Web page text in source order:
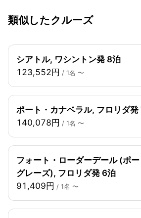
類似したクルーズ
シアトル, ワシントン発 8泊
123,552円 / 1名 〜
ポート・カナベラル, フロリダ発
140,078円 / 1名 〜
フォート・ローダーデール (ポ
グレーズ), フロリダ発 6泊
91,409円 / 1名 〜